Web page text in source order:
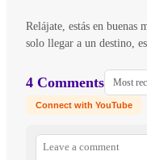
Relájate, estás en buenas
solo llegar a un destino,
4 Comments Most
Connect with YouTube